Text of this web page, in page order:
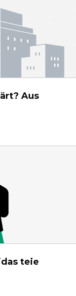
Aus
teie